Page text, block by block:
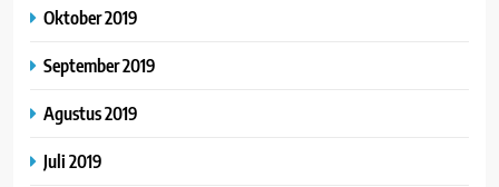
Oktober 2019
September 2019
Agustus 2019
Juli 2019